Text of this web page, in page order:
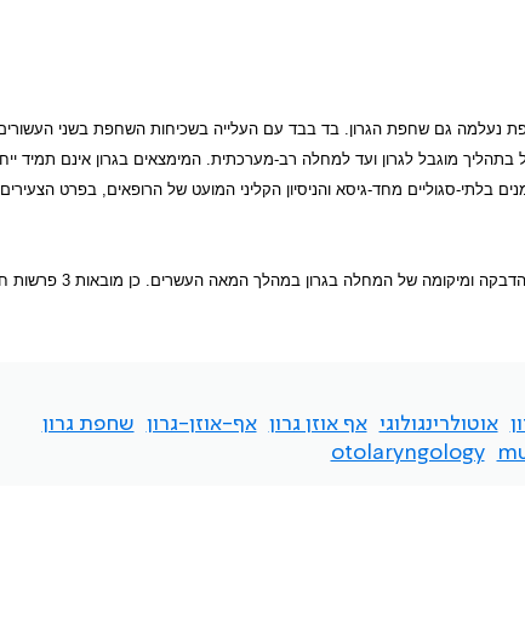
גם שחפת הגרון. בד בבד עם העלייה בשכיחות השחפת בשני
מוגבל לגרון ועד למחלה רב-מערכתית. המימצאים בגרון אינם תמיד
בלתי-סגוליים מחד-גיסא והניסיון הקליני המועט של הרופאים, בפרט
במאמר זה מובאים השינויים שחלו בשחפת הגרון מבחינת האוכלוסייה הנפגעת, אופן ההדבקה ומיקומה של
אוטולרינגולוגי אף אוזן גרון אף-אוזן-גרון
שחפת גרון
otolaryngology